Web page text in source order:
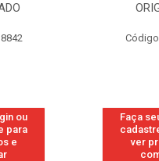
ou
para
e
Faça
ver